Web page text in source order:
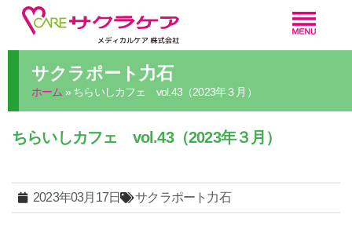
サクラポート力石
ホーム » ちらいしカフェ vol.43（2023年３月）
ちらいしカフェ vol.43（2023年３月）
2023年03月17日 サクラポート力石